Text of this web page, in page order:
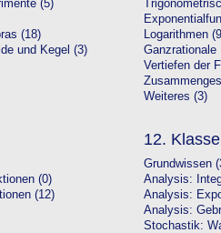
(5)
(18)
und Kegel (3)
Logarithmen
Ganzrationale
Vertiefen der
Weiteres (3)
(0)
(12)
12. Klasse
Grundwissen
Analysis:
Analysis:
Analysis:
Stochastik: